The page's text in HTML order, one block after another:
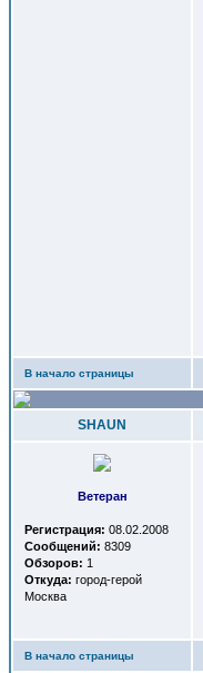
В начало страницы
SHAUN
Ветеран
Регистрация: 08.02.2008
Сообщений: 8309
Обзоров: 1
Откуда: город-герой
Москва
В начало страницы